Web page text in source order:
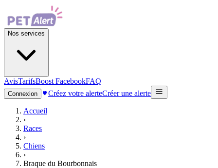
Nos services
AvisTarifsBoost FacebookFAQ
Connexion Créez votre alerteCréer une alerte
Accueil
›
Races
›
Chiens
›
Braque du Bourbonnais